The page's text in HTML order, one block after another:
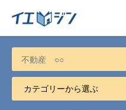
お近くの不動産会社を探す
カテゴリーから選ぶ
不動産売却